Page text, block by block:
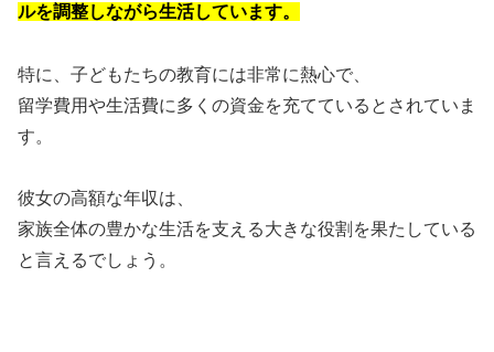
ルを調整しながら生活しています。
特に、子どもたちの教育には非常に熱心で、
留学費用や生活費に多くの資金を充てているとされていま
す。
彼女の高額な年収は、
家族全体の豊かな生活を支える大きな役割を果たしている
と言えるでしょう。